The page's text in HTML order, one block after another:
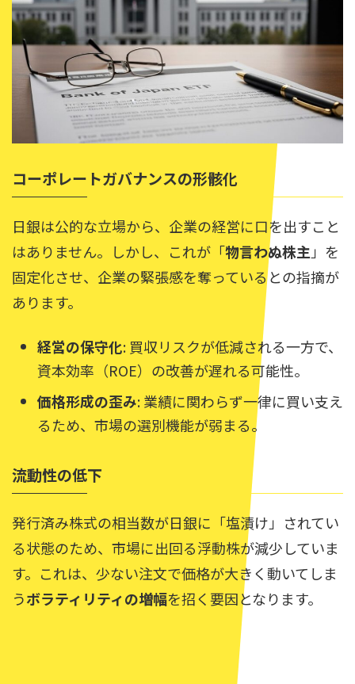
コーポレートガバナンスの形骸化
日銀は公的な立場から、企業の経営に口を出すこと
はありません。しかし、これが「物言わぬ株主 」を
固定化させ、企業の緊張感を奪っているとの指摘が
あります。
経営の保守化: 買収リスクが低減される一方で、
資本効率（ROE）の改善が遅れる可能性。
価格形成の歪み: 業績に関わらず一律に買い支え
るため、市場の選別機能が弱まる。
流動性の低下
発行済み株式の相当数が日銀に「塩漬け」されてい
る状態のため、市場に出回る浮動株が減少していま
す。これは、少ない注文で価格が大きく動いてしま
うボラティリティの増幅を招く要因となります。